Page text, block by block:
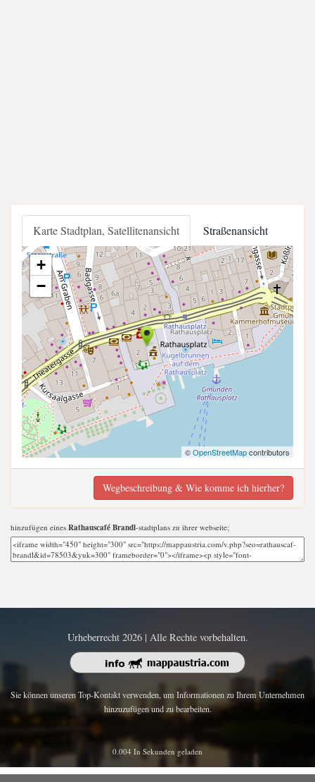
Karte Stadtplan, Satellitenansicht Straßenansicht
+
−
©OpenStreetMapcontributors
Wegbeschreibung & Wie komme ich hierher?
hinzufügen eines Rathauscafé Brandl-stadtplans zu ihrer webseite;
Urheberrecht 2026 | Alle Rechte vorbehalten.
Sie können unseren Top-Kontakt verwenden, um Informationen zu Ihrem Unternehmen
hinzuzufügen und zu bearbeiten.
0.004 In Sekunden geladen